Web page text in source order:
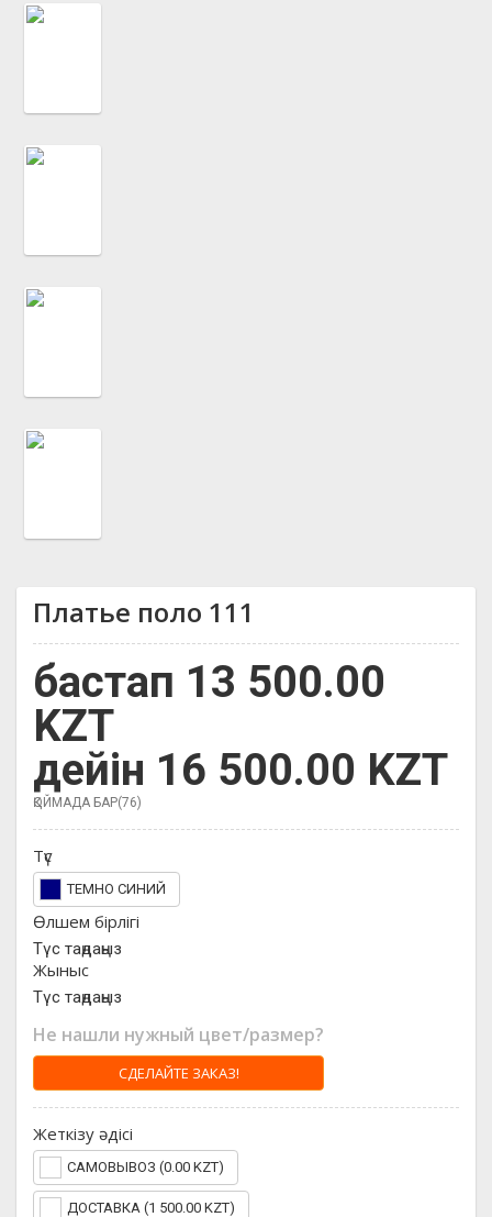
Платье поло 111
бастап 13 500.00
KZT
дейін 16 500.00 KZT
ҚОЙМАДА БАР(76)
Түс
ТЕМНО СИНИЙ
Өлшем бірлігі
Түс таңдаңыз
Жыныс
Түс таңдаңыз
Не нашли нужный цвет/размер?
СДЕЛАЙТЕ ЗАКАЗ!
Жеткізу әдісі
САМОВЫВОЗ (0.00 KZT)
ДОСТАВКА (1 500.00 KZT)